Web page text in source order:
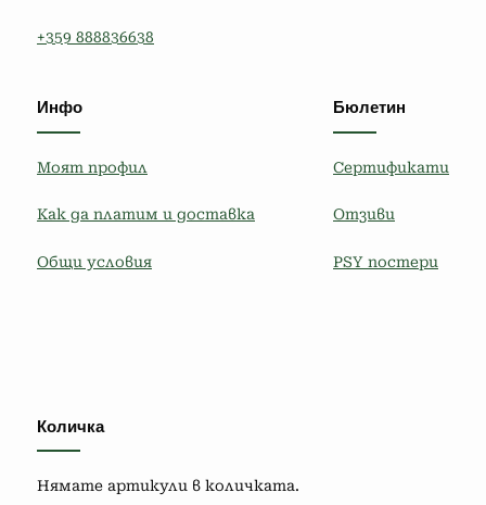
+359 888836638
Инфо
Моят профил
Как да платим и доставка
Общи условия
Бюлетин
Сертификати
Отзиви
PSY постери
Количка
Нямате артикули в количката.